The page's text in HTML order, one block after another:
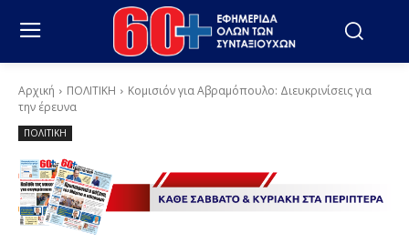
Αρχική ΠΟΛΙΤΙΚΗ
Κομισιόν για Αβραμόπουλο: Διευκρινίσεις για
την έρευνα
ΠΟΛΙΤΙΚΗ